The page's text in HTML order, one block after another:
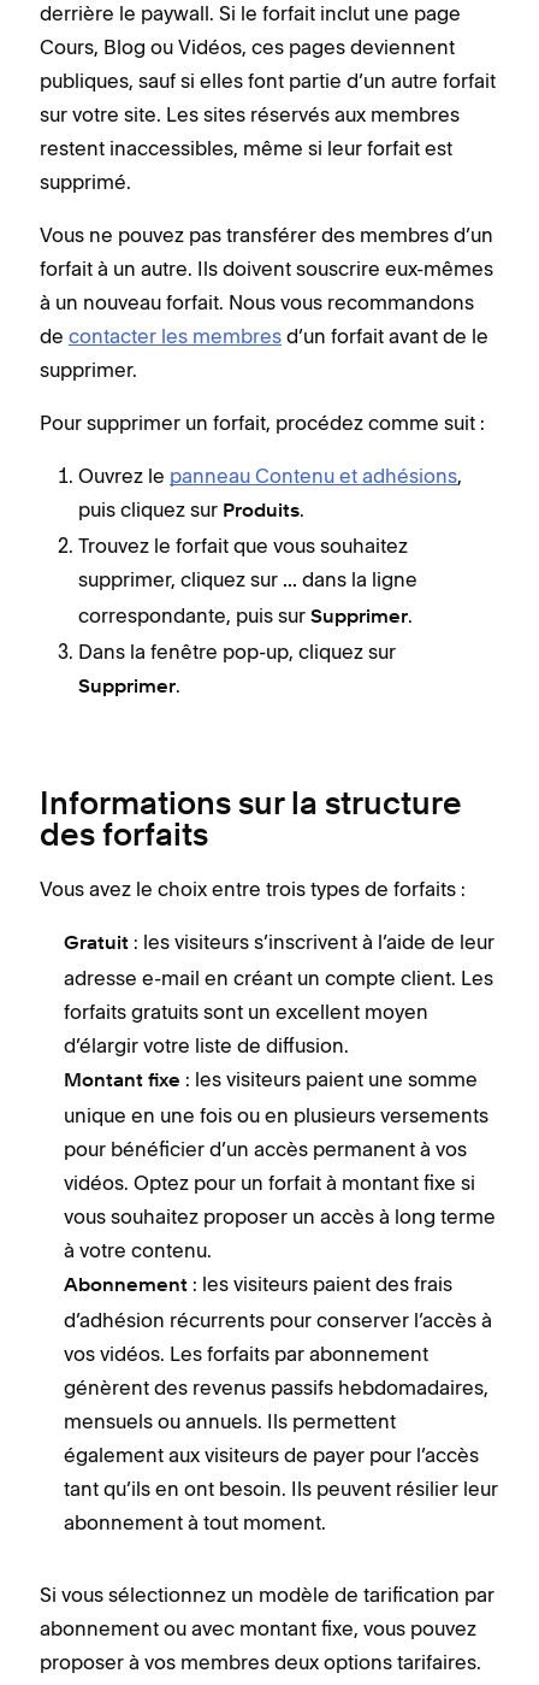
derrière le paywall. Si le forfait inclut une page
Cours, Blog ou Vidéos, ces pages deviennent
publiques, sauf si elles font partie d’un autre forfait
sur votre site. Les sites réservés aux membres
restent inaccessibles, même si leur forfait est
supprimé.
Vous ne pouvez pas transférer des membres d’un
forfait à un autre. Ils doivent souscrire eux-mêmes
à un nouveau forfait. Nous vous recommandons
de contacter les membres d’un forfait avant de le
supprimer.
Pour supprimer un forfait, procédez comme suit :
Ouvrez le panneau Contenu et adhésions,
puis cliquez sur Produits.
Trouvez le forfait que vous souhaitez
supprimer, cliquez sur ... dans la ligne
correspondante, puis sur Supprimer.
Dans la fenêtre pop-up, cliquez sur
Supprimer.
Informations sur la structure
des forfaits
Vous avez le choix entre trois types de forfaits :
Gratuit : les visiteurs s’inscrivent à l’aide de leur
adresse e-mail en créant un compte client. Les
forfaits gratuits sont un excellent moyen
d’élargir votre liste de diffusion.
Montant fixe : les visiteurs paient une somme
unique en une fois ou en plusieurs versements
pour bénéficier d’un accès permanent à vos
vidéos. Optez pour un forfait à montant fixe si
vous souhaitez proposer un accès à long terme
à votre contenu.
Abonnement : les visiteurs paient des frais
d’adhésion récurrents pour conserver l’accès à
vos vidéos. Les forfaits par abonnement
génèrent des revenus passifs hebdomadaires,
mensuels ou annuels. Ils permettent
également aux visiteurs de payer pour l’accès
tant qu’ils en ont besoin. Ils peuvent résilier leur
abonnement à tout moment.
Si vous sélectionnez un modèle de tarification par
abonnement ou avec montant fixe, vous pouvez
proposer à vos membres deux options tarifaires.